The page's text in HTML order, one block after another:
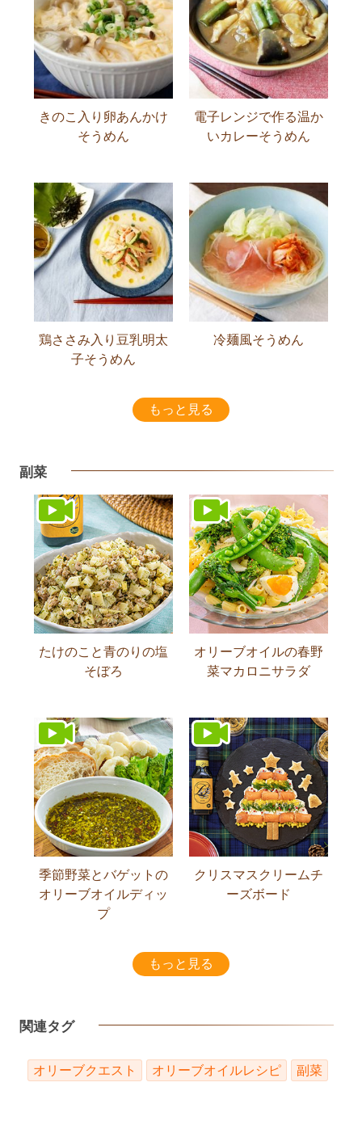
きのこ入り卵あんかけ
そうめん
電子レンジで作る温か
いカレーそうめん
鶏ささみ入り豆乳明太
子そうめん
冷麺風そうめん
もっと見る
副菜
たけのこと青のりの塩
そぼろ
オリーブオイルの春野
菜マカロニサラダ
季節野菜とバゲットの
オリーブオイルディッ
プ
クリスマスクリームチ
ーズボード
もっと見る
関連タグ
オリーブクエスト オリーブオイルレシピ 副菜